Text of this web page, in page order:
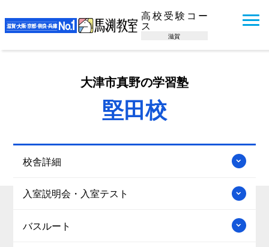
高校受験コー
ス
滋賀
大津市真野の学習塾
堅田校
校舎詳細
入室説明会・入室テスト
バスルート